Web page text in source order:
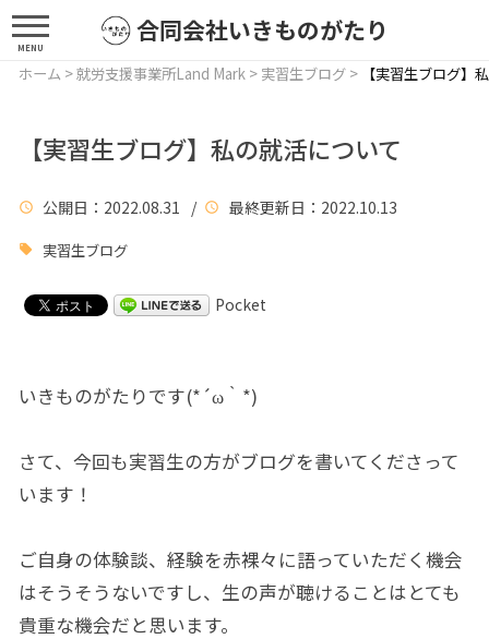
合同会社いきものがたり
MENU
ホーム >就労支援事業所Land Mark > 実習生ブログ> 【実習生ブログ】
【実習生ブログ】私の就活について
公開日 ：2022.08.31 / 最終更新日 ：2022.10.13
実習生ブログ
Pocket
いきものがたりです(*´ω｀*)
さて、今回も実習生の方がブログを書いてくださって
います！
ご自身の体験談、経験を赤裸々に語っていただく機会
はそうそうないですし、生の声が聴けることはとても
貴重な機会だと思います。